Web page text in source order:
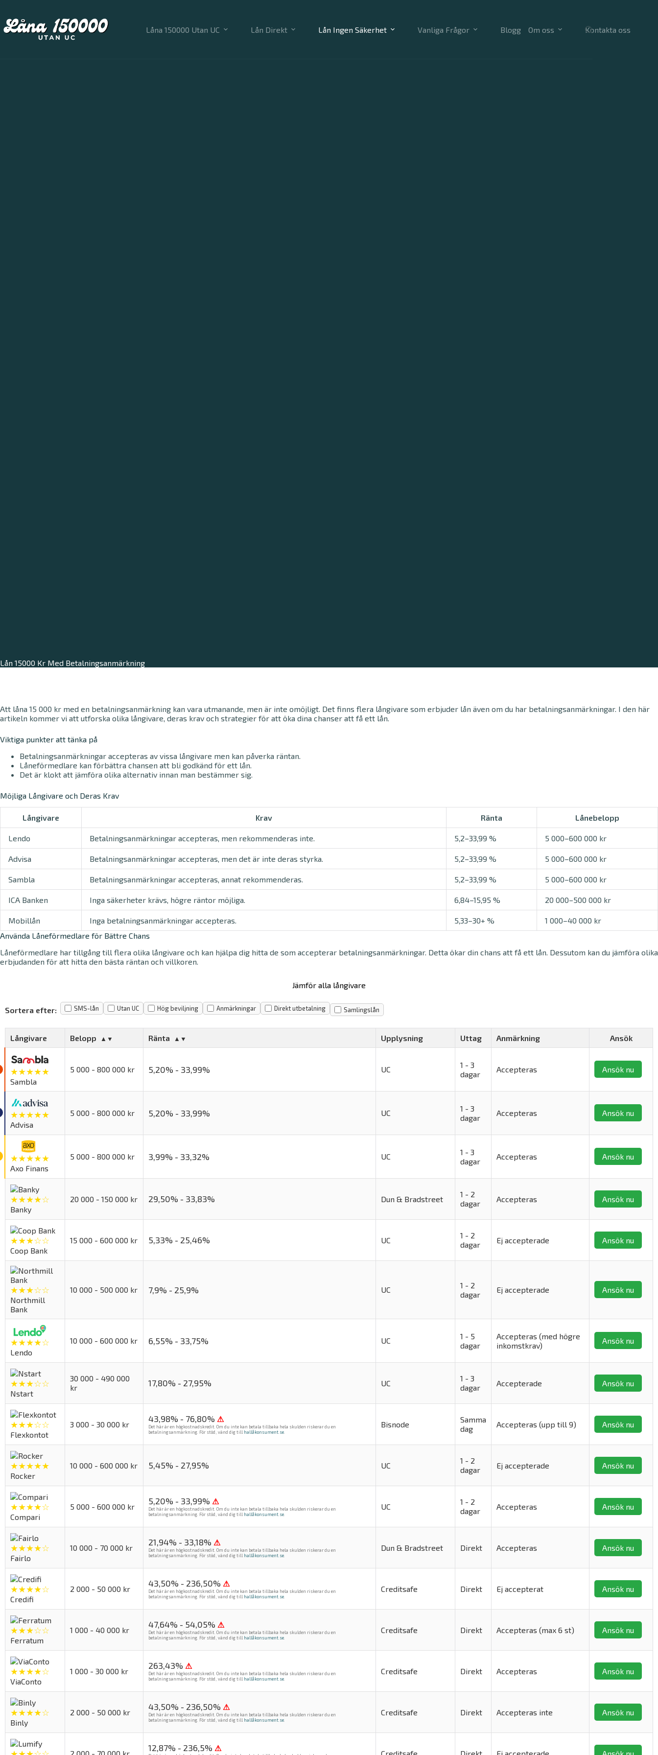
innehåll
Låna 150000 Utan UC Lån Direkt Lån Ingen Säkerhet Vanliga Frågor Blogg Om oss Kontakta oss
Lån 15000 Kr Med Betalningsanmärkning
Att låna 15 000 kr med en betalningsanmärkning kan vara utmanande, men är inte omöjligt. Det finns flera långivare som erbjuder lån även om du har betalningsanmärkningar. I den här
artikeln kommer vi att utforska olika långivare, deras krav och strategier för att öka dina chanser att få ett lån.
Viktiga punkter att tänka på
Betalningsanmärkningar accepteras av vissa långivare men kan påverka räntan.
Låneförmedlare kan förbättra chansen att bli godkänd för ett lån.
Det är klokt att jämföra olika alternativ innan man bestämmer sig.
Möjliga Långivare och Deras Krav
Långivare Krav Ränta Lånebelopp
Lendo Betalningsanmärkningar accepteras, men rekommenderas inte. 5,2–33,99 % 5 000–600 000 kr
Advisa Betalningsanmärkningar accepteras, men det är inte deras styrka. 5,2–33,99 % 5 000–600 000 kr
Sambla Betalningsanmärkningar accepteras, annat rekommenderas. 5,2–33,99 % 5 000–600 000 kr
ICA Banken Inga säkerheter krävs, högre räntor möjliga. 6,84–15,95 % 20 000–500 000 kr
Mobillån Inga betalningsanmärkningar accepteras. 5,33–30+ %
1 000–40 000 kr
Använda Låneförmedlare för Bättre Chans
Låneförmedlare har tillgång till flera olika långivare och kan hjälpa dig hitta de som accepterar betalningsanmärkningar. Detta ökar din chans att få ett lån. Dessutom kan du jämföra olika
erbjudanden för att hitta den bästa räntan och villkoren.
Jämför alla långivare
Sortera efter: SMS-lån Utan UC Hög beviljning Anmärkningar Direkt utbetalning Samlingslån
Långivare Belopp Ränta Upplysning Uttag Anmärkning Ansök
★★★★★
Sambla
5 000 - 800 000 kr 5,20% - 33,99% UC
1 - 3
dagar
Accepteras Ansök nu
★★★★★
Advisa
5 000 - 800 000 kr 5,20% - 33,99% UC
1 - 3
dagar
Accepteras Ansök nu
★★★★★
Axo Finans
5 000 - 800 000 kr 3,99% - 33,32% UC
1 - 3
dagar
Accepteras Ansök nu
★★★★☆
Banky
20 000 - 150 000 kr 29,50% - 33,83% Dun & Bradstreet
1 - 2
dagar
Accepteras Ansök nu
★★★☆☆
Coop Bank
15 000 - 600 000 kr 5,33% - 25,46% UC
1 - 2
dagar
Ej accepterade Ansök nu
★★★☆☆
Northmill
Bank
10 000 - 500 000 kr 7,9% - 25,9% UC
1 - 2
dagar
Ej accepterade Ansök nu
★★★★☆
Lendo
10 000 - 600 000 kr 6,55% - 33,75% UC
1 - 5
dagar
Accepteras (med högre
inkomstkrav)
Ansök nu
★★★☆☆
Nstart
30 000 - 490 000
kr
17,80% - 27,95% UC
1 - 3
dagar
Accepterade Ansök nu
★★★☆☆
Flexkontot
3 000 - 30 000 kr
43,98% - 76,80% ⚠
Det här är en högkostnadskredit. Om du inte kan betala tillbaka hela skulden riskerar du en
betalningsanmärkning. För stöd, vänd dig till hallåkonsument.se
Bisnode
Samma
dag
Accepteras (upp till 9) Ansök nu
★★★★★
Rocker
10 000 - 600 000 kr 5,45% - 27,95% UC
1 - 2
dagar
Ej accepterade Ansök nu
★★★★☆
Compari
5 000 - 600 000 kr
5,20% - 33,99% ⚠
Det här är en högkostnadskredit. Om du inte kan betala tillbaka hela skulden riskerar du en
betalningsanmärkning. För stöd, vänd dig till hallåkonsument.se
UC
1 - 2
dagar
Accepteras Ansök nu
★★★★☆
Fairlo
10 000 - 70 000 kr
21,94% - 33,18% ⚠
Det här är en högkostnadskredit. Om du inte kan betala tillbaka hela skulden riskerar du en
betalningsanmärkning. För stöd, vänd dig till hallåkonsument.se
Dun & Bradstreet Direkt Accepteras Ansök nu
★★★★☆
Credifi
2 000 - 50 000 kr
43,50% - 236,50% ⚠
Det här är en högkostnadskredit. Om du inte kan betala tillbaka hela skulden riskerar du en
betalningsanmärkning. För stöd, vänd dig till hallåkonsument.se
Creditsafe Direkt Ej accepterat Ansök nu
★★★☆☆
Ferratum
1 000 - 40 000 kr
47,64% - 54,05% ⚠
Det här är en högkostnadskredit. Om du inte kan betala tillbaka hela skulden riskerar du en
betalningsanmärkning. För stöd, vänd dig till hallåkonsument.se
Creditsafe Direkt Accepteras (max 6 st) Ansök nu
★★★★☆
ViaConto
1 000 - 30 000 kr
263,43% ⚠
Det här är en högkostnadskredit. Om du inte kan betala tillbaka hela skulden riskerar du en
betalningsanmärkning. För stöd, vänd dig till hallåkonsument.se
Creditsafe Direkt Accepteras Ansök nu
★★★★☆
Binly
2 000 - 50 000 kr
43,50% - 236,50% ⚠
Det här är en högkostnadskredit. Om du inte kan betala tillbaka hela skulden riskerar du en
betalningsanmärkning. För stöd, vänd dig till hallåkonsument.se
Creditsafe Direkt Accepteras inte Ansök nu
2 000 - 70 000 kr
12,87% - 236,5% ⚠
Creditsafe Direkt Ej accepterade Ansök nu